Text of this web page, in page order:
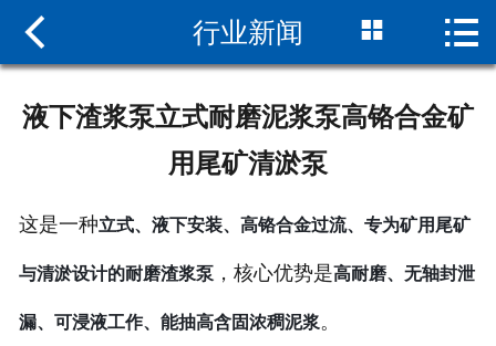
网站首页
 行业新闻  
液下渣浆泵立式耐磨泥浆泵高铬合金矿
用尾矿清淤泵
这是一种立式、液下安装、高铬合金过流、专为矿用尾矿
与清淤设计的耐磨渣浆泵，核心优势是高耐磨、无轴封泄
漏、可浸液工作、能抽高含固浓稠泥浆。